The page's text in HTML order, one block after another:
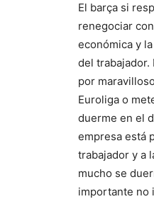
El barça si
renegociar
económica y
del trabajador.
por
Euroliga o
duerme en el
empresa está
trabajador y a
mucho se
importante no